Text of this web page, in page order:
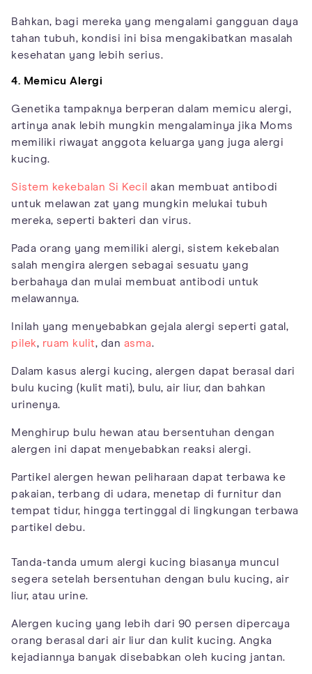
Bahkan, bagi mereka yang mengalami gangguan daya
tahan tubuh, kondisi ini bisa mengakibatkan masalah
kesehatan yang lebih serius.
4. Memicu Alergi
Genetika tampaknya berperan dalam memicu alergi,
artinya anak lebih mungkin mengalaminya jika Moms
memiliki riwayat anggota keluarga yang juga alergi
kucing.
Sistem kekebalan Si Kecil akan membuat antibodi
untuk melawan zat yang mungkin melukai tubuh
mereka, seperti bakteri dan virus.
Pada orang yang memiliki alergi, sistem kekebalan
salah mengira alergen sebagai sesuatu yang
berbahaya dan mulai membuat antibodi untuk
melawannya.
Inilah yang menyebabkan gejala alergi seperti gatal,
pilek, ruam kulit, dan asma.
Dalam kasus alergi kucing, alergen dapat berasal dari
bulu kucing (kulit mati), bulu, air liur, dan bahkan
urinenya.
Menghirup bulu hewan atau bersentuhan dengan
alergen ini dapat menyebabkan reaksi alergi.
Partikel alergen hewan peliharaan dapat terbawa ke
pakaian, terbang di udara, menetap di furnitur dan
tempat tidur, hingga tertinggal di lingkungan terbawa
partikel debu.
Tanda-tanda umum alergi kucing biasanya muncul
segera setelah bersentuhan dengan bulu kucing, air
liur, atau urine.
Alergen kucing yang lebih dari 90 persen dipercaya
orang berasal dari air liur dan kulit kucing. Angka
kejadiannya banyak disebabkan oleh kucing jantan.